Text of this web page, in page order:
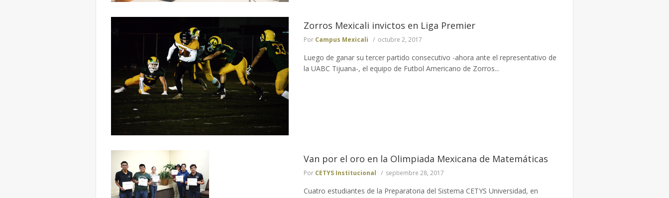
Zorros Mexicali invictos en Liga Premier
Por Campus Mexicali octubre 2, 2017
Luego de ganar su tercer partido consecutivo -ahora ante el representativo de
la UABC Tijuana-, el equipo de Futbol Americano de Zorros...
Van por el oro en la Olimpiada Mexicana de Matemáticas
Por CETYS Institucional septiembre 28, 2017
Cuatro estudiantes de la Preparatoria del Sistema CETYS Universidad, en